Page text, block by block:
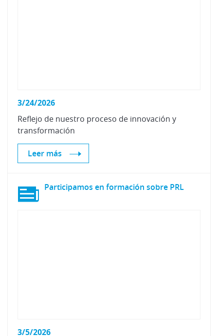
3/24/2026
Reflejo de nuestro proceso de innovación y
transformación
Leer más
Participamos en formación sobre PRL
3/5/2026